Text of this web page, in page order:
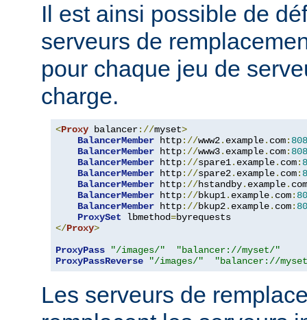
Il est ainsi possible de
serveurs de
pour chaque jeu de
charge.
<Proxy balancer://myset>
BalancerMember http://www2. example. com:
BalancerMember http://www3. example. com:
BalancerMember http://spare1. example. com:
BalancerMember http://spare2. example. com:
BalancerMember http://hstandby. example. com
BalancerMember http://bkup1. example. com:
BalancerMember http://bkup2. example. com:
ProxySet lbmethod=
</Proxy>
ProxyPass
"/images/"
"balancer://myset/"
ProxyPassReverse
"/images/" "balancer://
Les serveurs de